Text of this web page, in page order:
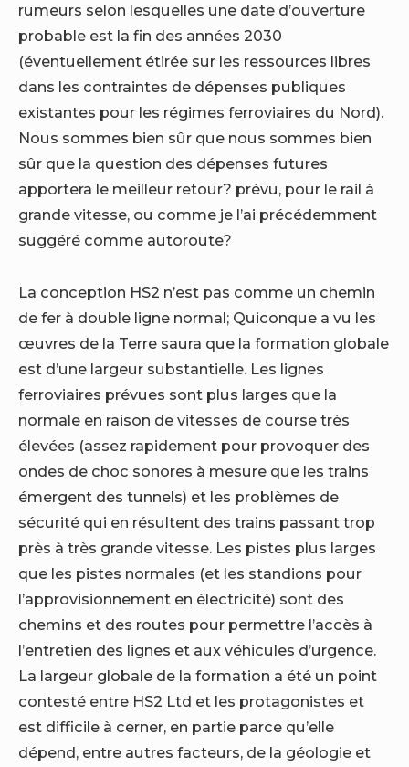
rumeurs selon lesquelles une date d’ouverture
probable est la fin des années 2030
(éventuellement étirée sur les ressources libres
dans les contraintes de dépenses publiques
existantes pour les régimes ferroviaires du Nord).
Nous sommes bien sûr que nous sommes bien
sûr que la question des dépenses futures
apportera le meilleur retour? prévu, pour le rail à
grande vitesse, ou comme je l’ai précédemment
suggéré comme autoroute?
La conception HS2 n’est pas comme un chemin
de fer à double ligne normal; Quiconque a vu les
œuvres de la Terre saura que la formation globale
est d’une largeur substantielle. Les lignes
ferroviaires prévues sont plus larges que la
normale en raison de vitesses de course très
élevées (assez rapidement pour provoquer des
ondes de choc sonores à mesure que les trains
émergent des tunnels) et les problèmes de
sécurité qui en résultent des trains passant trop
près à très grande vitesse. Les pistes plus larges
que les pistes normales (et les standions pour
l’approvisionnement en électricité) sont des
chemins et des routes pour permettre l’accès à
l’entretien des lignes et aux véhicules d’urgence.
La largeur globale de la formation a été un point
contesté entre HS2 Ltd et les protagonistes et
est difficile à cerner, en partie parce qu’elle
dépend, entre autres facteurs, de la géologie et